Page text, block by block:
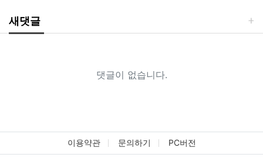
새댓글
댓글이 없습니다.
이용약관 문의하기 PC버전